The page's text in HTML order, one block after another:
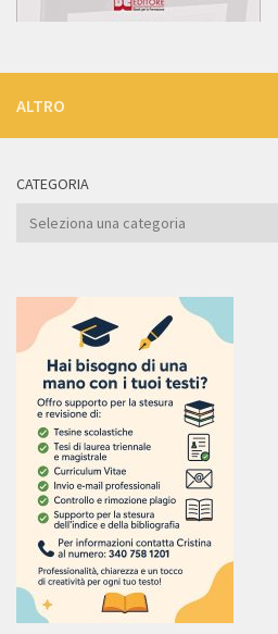
ALTRO
CATEGORIA
Categoria